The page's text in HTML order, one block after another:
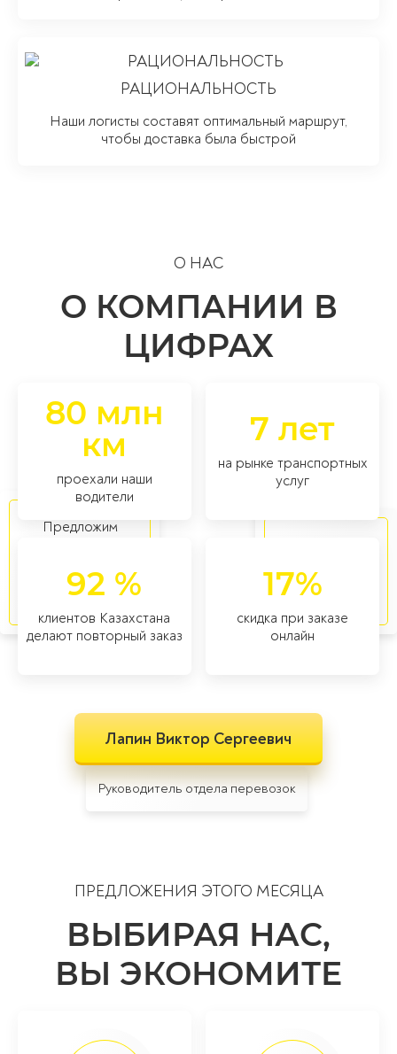
РАЦИОНАЛЬНОСТЬ
Наши логисты составят оптимальный маршрут,
чтобы доставка была быстрой
О НАС
О КОМПАНИИ В
ЦИФРАХ
80 млн
км
проехали наши
водители
7 лет
на рынке транспортных
услуг
92 %
клиентов Казахстана
делают повторный заказ
17%
скидка при заказе
онлайн
Лапин Виктор Сергеевич
Руководитель отдела перевозок
Предложим
любых типов
товаров
особых
категорий
ПРЕДЛОЖЕНИЯ ЭТОГО МЕСЯЦА
ВЫБИРАЯ НАС,
ВЫ ЭКОНОМИТЕ